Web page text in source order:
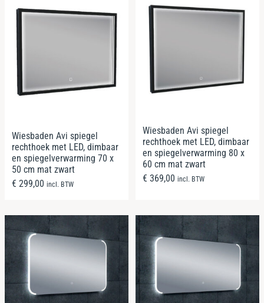
Wiesbaden Avi spiegel
rechthoek met LED, dimbaar
en spiegelverwarming 70 x
50 cm mat zwart
€ 299,00 incl. BTW
Wiesbaden Avi spiegel
rechthoek met LED, dimbaar
en spiegelverwarming 80 x
60 cm mat zwart
€ 369,00 incl. BTW